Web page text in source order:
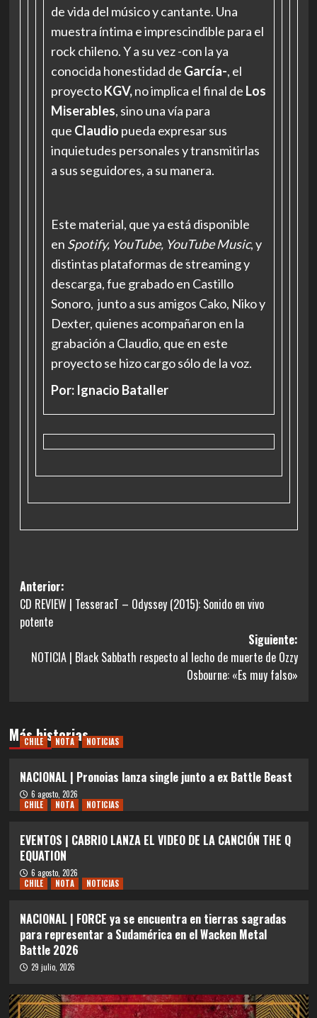
de vida del músico y cantante. Una
muestra íntima e imprescindible para el
rock chileno. Y a su vez -con la ya
conocida honestidad de García-, el
proyectoKGV,no implica el final de Los
Miserables, sino una vía para
que Claudio pueda expresar sus
inquietudes personales y transmitirlas
a sus seguidores, a su manera.
Este material, que ya está disponible
en Spotify, YouTube, YouTube Music, y
distintas plataformas de streaming y
descarga, fue grabado en Castillo
Sonoro, junto a sus amigos Cako, Niko y
Dexter, quienes acompañaron en la
grabación a Claudio, que en este
proyecto se hizo cargo sólo de la voz.
Por: Ignacio Bataller
Navegación
de
entradas
Anterior:
CD REVIEW | TesseracT – Odyssey (2015): Sonido en vivo
potente
Siguiente:
NOTICIA | Black Sabbath respecto al lecho de muerte de Ozzy
Osbourne: «Es muy falso»
Más historias
CHILE NOTA NOTICIAS
NACIONAL | Pronoias lanza single junto a ex Battle Beast
6 agosto, 2026
CHILE
NOTA NOTICIAS
EVENTOS | CABRIO LANZA EL VIDEO DE LA CANCIÓN THE Q
EQUATION
6 agosto, 2026
CHILE
NOTA NOTICIAS
NACIONAL | FORCE ya se encuentra en tierras sagradas
para representar a Sudamérica en el Wacken Metal
Battle 2026
29 julio, 2026